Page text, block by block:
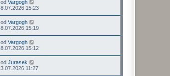
od Vargogh
8.07.2026 15:23
od Vargogh
8.07.2026 15:19
od Vargogh
8.07.2026 15:12
od Jurasek
3.07.2026 11:27